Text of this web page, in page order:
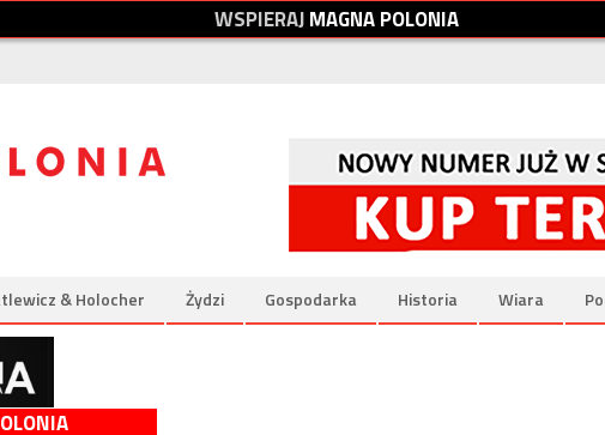
WSPIERAJMAGNAPOLONIA
& Holocher Żydzi Gospodarka Historia Wiara